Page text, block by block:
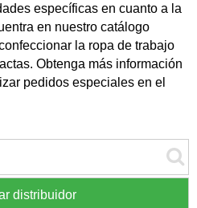
específicas en cuanto a la
en nuestro catálogo
la ropa de trabajo
Obtenga más información
pedidos especiales en el
distribuidor